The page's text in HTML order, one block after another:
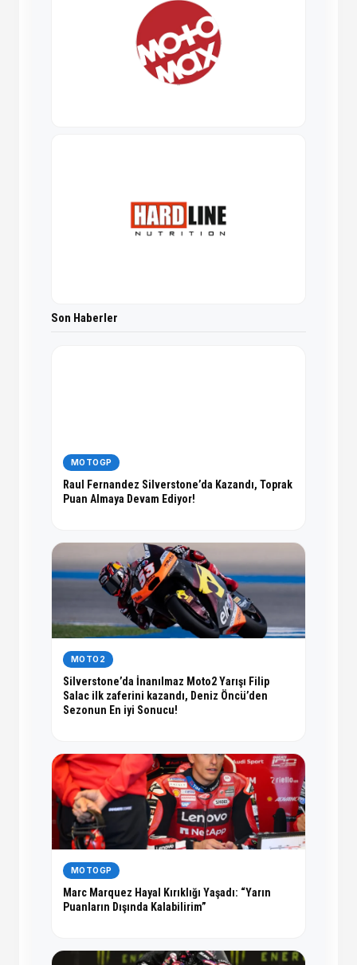
Son Haberler
MOTOGP
Raul Fernandez Silverstone’da Kazandı, Toprak
Puan Almaya Devam Ediyor!
MOTO2
Silverstone’da İnanılmaz Moto2 Yarışı Filip
Salac ilk zaferini kazandı, Deniz Öncü’den
Sezonun En iyi Sonucu!
MOTOGP
Marc Marquez Hayal Kırıklığı Yaşadı: “Yarın
Puanların Dışında Kalabilirim”